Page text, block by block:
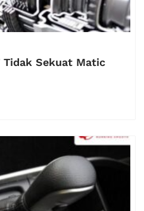
Tidak Sekuat Matic